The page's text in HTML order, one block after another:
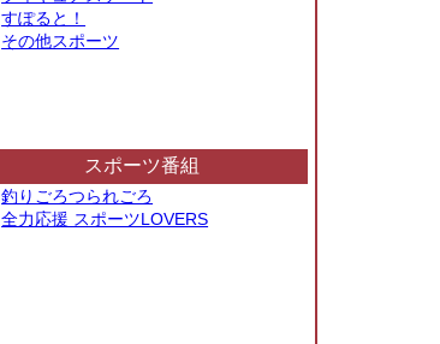
すぽると！
その他スポーツ
スポーツ番組
釣りごろつられごろ
全力応援 スポーツLOVERS